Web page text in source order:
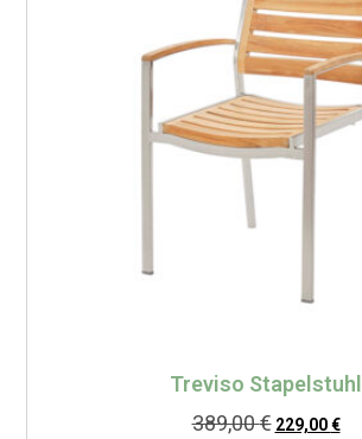
Treviso Stapelstuhl
389,00€ 229,00€